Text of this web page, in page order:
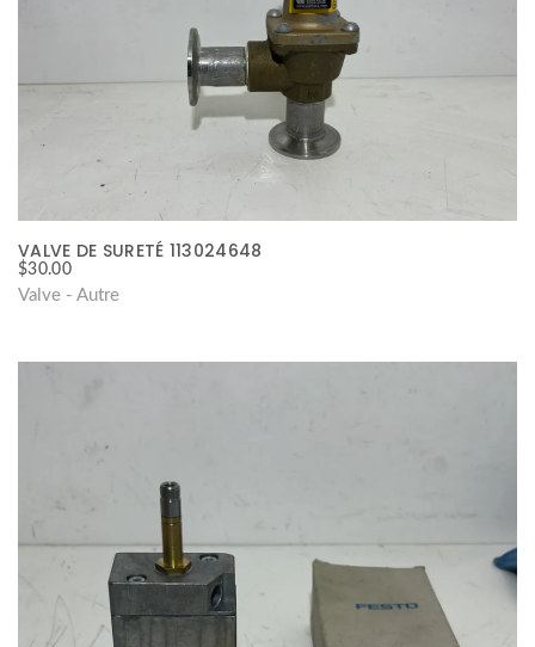
VALVE DE SURETÉ 113024648
$30.00
Valve - Autre